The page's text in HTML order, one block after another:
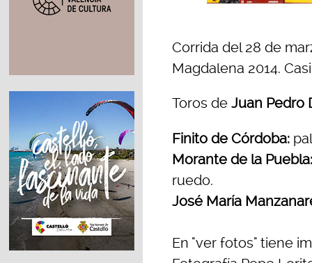
Corrida del 28 de
Magdalena 2014.
Toros de Juan Pedro
Finito de Córdoba:
Morante de la Puebla:
ruedo.
José María
En "ver fotos" tiene